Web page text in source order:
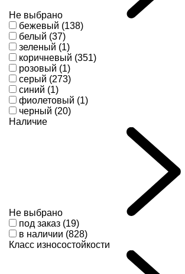
Не выбрано
бежевый (138)
белый (37)
зеленый (1)
коричневый (351)
розовый (1)
серый (273)
синий (1)
фиолетовый (1)
черный (20)
Наличие
Не выбрано
под заказ (19)
в наличии (828)
Класс износостойкости